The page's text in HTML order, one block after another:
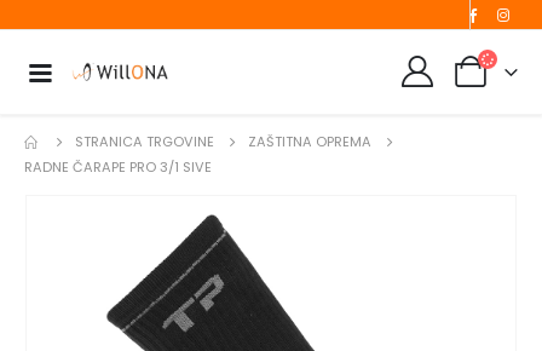
STRANICA TRGOVINE
ZAŠTITNA OPREMA
RADNE ČARAPE PRO 3/1 SIVE